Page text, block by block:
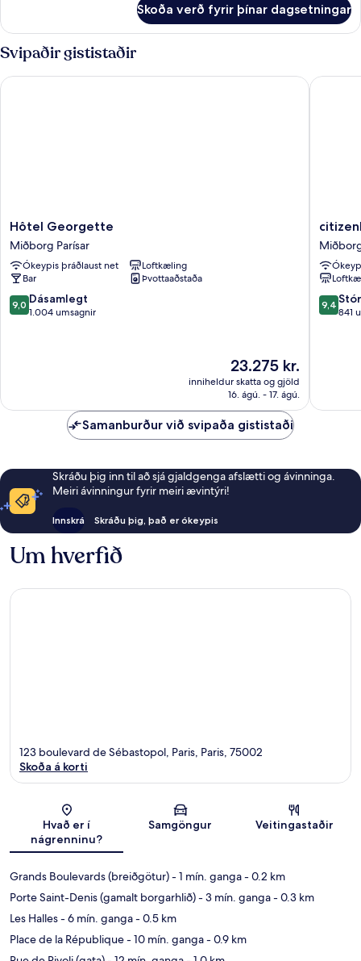
-
svefnherbergi
svalir
Skoða verð fyrir þínar dagsetningar
Svipaðir gististaðir
Hôtel
Georgette
Miðborg
Parísar
Hôtel Georgette
Miðborg Parísar
Ókeypis þráðlaust net
Loftkæling
Bar
Þvottaaðstaða
9.0
af
9,0 Dásamlegt
1.004 umsagnir
Verðið
er
23.275 kr.
23.275 kr.
inniheldur skatta og gjöld
16. ágú. - 17. ágú.
Hôtel Georgette
citizenM
Paris
Opera
Parísar
9.4
af
9,4
841
Samanburður við svipaða gististaði
Skráðu þig inn til að sjá gjaldgenga afslætti og ávinninga.
Meiri ávinningur fyrir meiri ævintýri!
Innskrá Skráðu þig, það er ókeypis
Um hverfið
Kort
123 boulevard de Sébastopol, Paris, Paris, 75002
Skoða á korti
Hvað er í
nágrenninu?
Samgöngur Veitingastaðir
Grands Boulevards (breiðgötur)- 1 mín. ganga- 0.2 km
Porte Saint-Denis (gamalt borgarhlið)- 3 mín. ganga- 0.3 km
Les Halles- 6 mín. ganga- 0.5 km
Place de la République- 10 mín. ganga- 0.9 km